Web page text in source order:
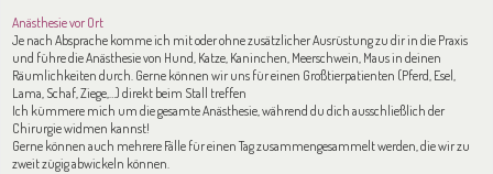
Anästhesie vor Ort
Je nach Absprache komme ich mit oder ohne zusätzlicher Ausrüstung zu dir in die Praxis
und führe die Anästhesie von Hund, Katze, Kaninchen, Meerschwein, Maus in deinen
Räumlichkeiten durch. Gerne können wir uns für einen Großtierpatienten (Pferd, Esel,
Lama, Schaf, Ziege,…) direkt beim Stall treffen
Ich kümmere mich um die gesamte Anästhesie, während du dich ausschließlich der
Chirurgie widmen kannst!
Gerne können auch mehrere Fälle für einen Tag zusammengesammelt werden, die wir zu
zweit zügig abwickeln können.